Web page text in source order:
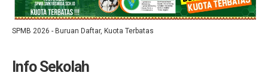
SPMB 2026 - Buruan Daftar, Kuota Terbatas
Info Sekolah